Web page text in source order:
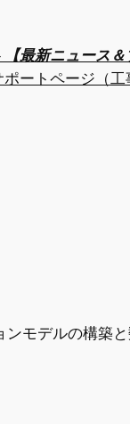
【最新ニュース＆
ポートページ（工
モデルの構築